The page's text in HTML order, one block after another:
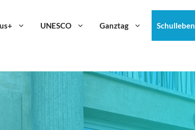
UNESCO Ganztag Schulleben